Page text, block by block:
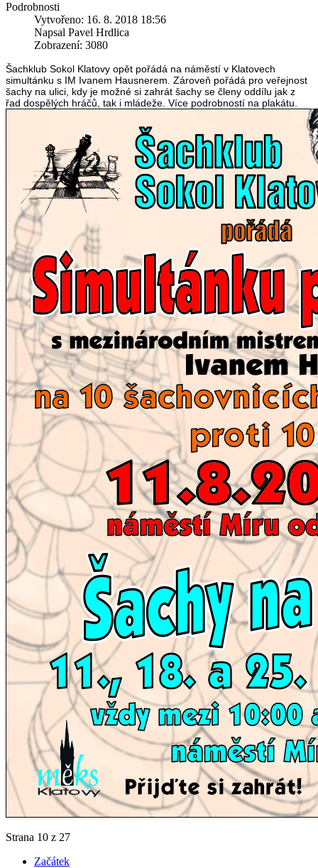
Podrobnosti
Vytvořeno: 16. 8. 2018 18:56
Napsal Pavel Hrdlica
Zobrazení: 3080
Šachklub Sokol Klatovy opět pořádá na náměstí v Klatovech
simultánku s IM Ivanem Hausnerem. Zároveň pořádá pro veřejnost
šachy na ulici, kdy je možné si zahrát šachy se členy oddílu jak z
řad dospělých hráčů, tak i mládeže. Více podrobností na plakátu.
Strana 10 z 27
Začátek